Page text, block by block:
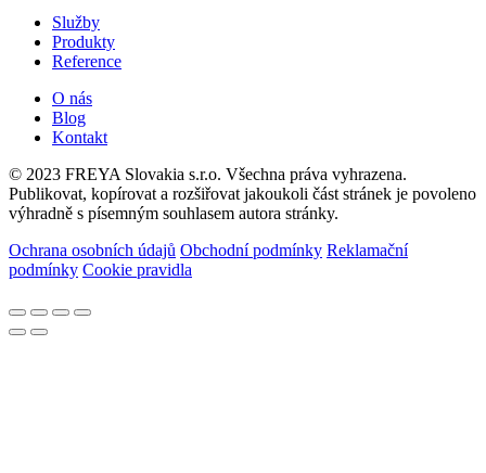
Služby
Produkty
Reference
O nás
Blog
Kontakt
© 2023 FREYA Slovakia s.r.o. Všechna práva vyhrazena.
Publikovat, kopírovat a rozšiřovat jakoukoli část stránek je povoleno
výhradně s písemným souhlasem autora stránky.
Ochrana osobních údajů Obchodní podmínky Reklamační
podmínky Cookie pravidla